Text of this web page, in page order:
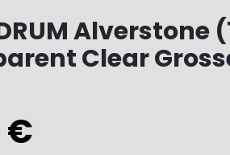
Alverstone
Clear
€